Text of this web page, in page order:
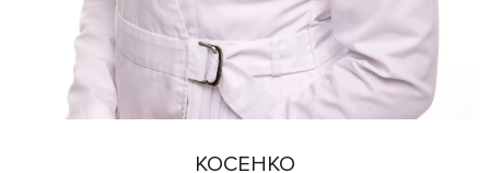
КОСЕНКО